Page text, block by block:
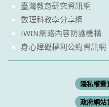
臺灣教育研究資訊網
數理科教學分享網
iWIN網路內容防護機構
身心障礙權利公約資訊網
隱私權
政府網站